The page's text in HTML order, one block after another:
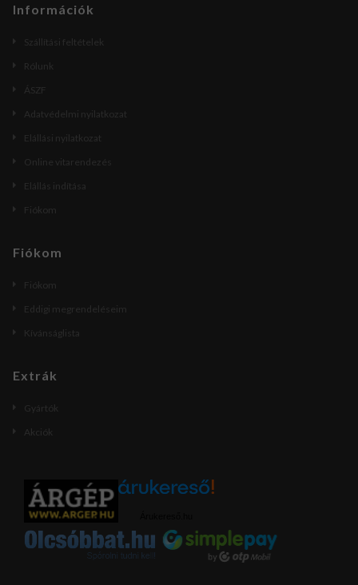
Információk
Szállítási feltételek
Rólunk
ÁSZF
Adatvédelmi nyilatkozat
Elállási nyilatkozat
Online vitarendezés
Elállás indítása
Fiókom
Fiókom
Fiókom
Eddigi megrendeléseim
Kívánságlista
Extrák
Gyártók
Akciók